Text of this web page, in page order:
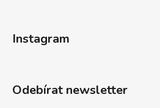
Instagram
Odebírat newsletter